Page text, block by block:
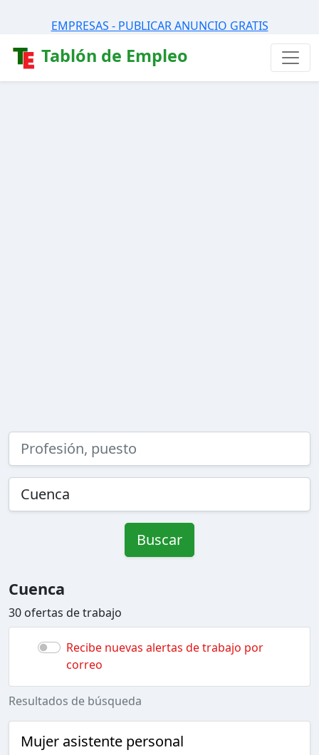
EMPRESAS - PUBLICAR ANUNCIO GRATIS
Tablón de Empleo
Buscar
Cuenca
30 ofertas de trabajo
Recibe nuevas alertas de trabajo por
correo
Resultados de búsqueda
Mujer asistente personal